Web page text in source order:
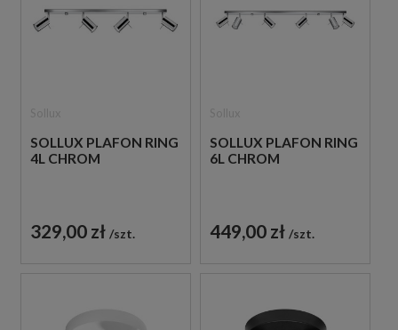
SOLLUX PLAFON RING
4L CHROM
329,00 zł szt.
SOLLUX PLAFON RING
6L CHROM
449,00 zł szt.